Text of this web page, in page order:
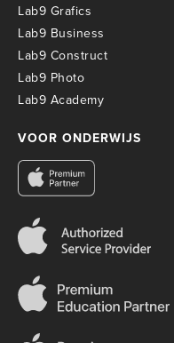
Lab9 Grafics
Lab9 Business
Lab9 Construct
Lab9 Photo
Lab9 Academy
VOOR ONDERWIJS